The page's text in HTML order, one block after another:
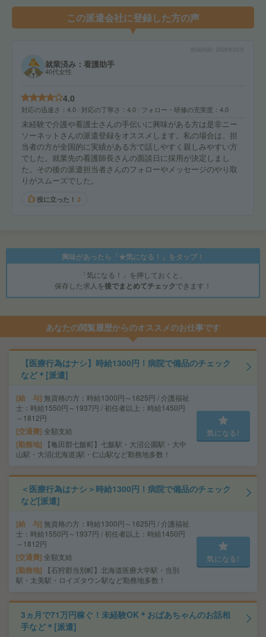
この派遣会社に登録した方の声
就業済み：看護助手
40代女性
4.0
対応の迅速さ 4.0 対応の丁寧さ 4.0 フォロー・研修の充実度 4.0
未経験で介護や看護士さんの手伝いに興味がある方は是非ニー
ソーネットさんの派遣登録をオススメします。私の場合は、担
当者の方が全国的に実績がある方で話しやすく親しみやすい方
でした。就業先の看護師長さんの面談日に採用が決定しまし
た。その後の派遣担当者さんのフォローやメッセージのやり取
りがスムーズでした。
役に立った！ 2
興味があったら「★気になる！」をタップ！
「気になる！」を押しておくと、
保存した求人を後でまとめてチェックできます！
あなたの閲覧履歴からのオススメのお仕事です
【医療行為はナシ】時給1300円！病院で備品のチェック
など＊[派遣]
給 与 無資格の方：時給1300円～1625円 / 介護福祉
士：時給1550円～1937円 / 初任者以上：時給1450円
～1812円
交通費 全額支給
勤務地
【亀田郡七飯町】七飯駅・大沼公園駅・大中
山駅・大沼(北海道)駅・仁山駅など勤務地多数！
気になる!
＜医療行為はナシ＞時給1300円！病院で備品のチェック
など[派遣]
給 与 無資格の方：時給1300円～1625円 / 介護福祉
士：時給1550円～1937円 / 初任者以上：時給1450円
～1812円
交通費 全額支給
勤務地
【石狩郡当別町】北海道医療大学駅・当別
駅・太美駅・ロイズタウン駅など勤務地多数！
気になる!
3ヵ月で71万円稼ぐ！未経験OK＊おばあちゃんのお話相
手など＊[派遣]